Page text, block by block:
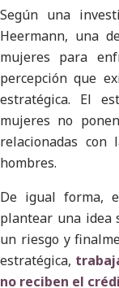
Según una
Heermann, una
mujeres para
percepción que
estratégica. El
mujeres no
relacionadas
hombres.
De igual forma,
plantear una idea
un riesgo y
estratégica,
no reciben el